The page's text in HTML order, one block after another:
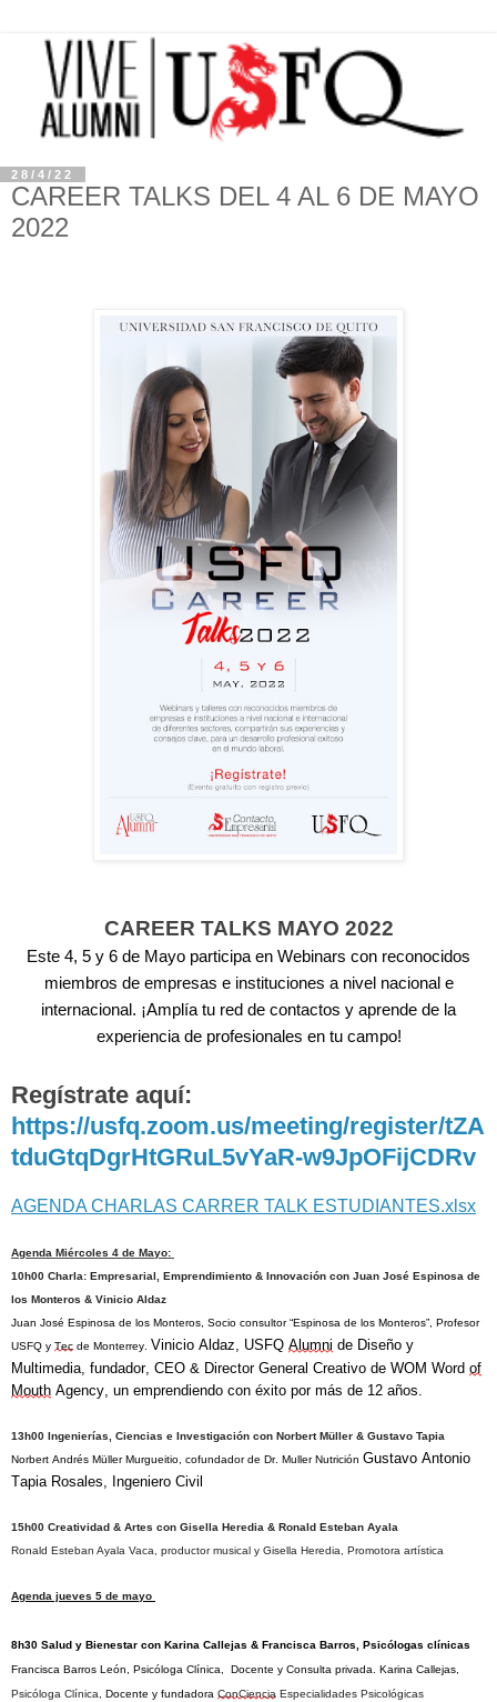
28/4/22
CAREER TALKS DEL 4 AL 6 DE MAYO
2022
CAREER TALKS MAYO 2022
Este 4, 5 y 6 de Mayo participa en Webinars con reconocidos
miembros de empresas e instituciones a nivel nacional e
internacional. ¡Amplía tu red de contactos y aprende de la
experiencia de profesionales en tu campo!
https://usfq.zoom.us/meeting/register/tZA
tduGtqDgrHtGRuL5vYaR-w9JpOFijCDRv
AGENDA CHARLAS CARRER TALK ESTUDIANTES.xlsx
Agenda Miércoles 4 de Mayo:
10h00 Charla: Empresarial, Emprendimiento & Innovación con Juan José Espinosa de
los Monteros & Vinicio Aldaz
Juan José Espinosa de los Monteros, Socio consultor “Espinosa de los Monteros”, Profesor
USFQ y Tec de Monterrey. Vinicio Aldaz, USFQ Alumni de Diseño y
Multimedia, fundador, CEO & Director General Creativo de WOM Word of
Mouth Agency, un emprendiendo con éxito por más de 12 años.
13h00 Ingenierías, Ciencias e Investigación con Norbert Müller & Gustavo Tapia
Norbert Andrés Müller Murgueitio, cofundador de Dr. Muller Nutrición Gustavo Antonio
Tapia Rosales, Ingeniero Civil
15h00 Creatividad & Artes con Gisella Heredia & Ronald Esteban Ayala
Ronald Esteban Ayala Vaca, productor musical y Gisella Heredia, Promotora artística
Agenda jueves 5 de mayo
8h30 Salud y Bienestar con Karina Callejas & Francisca Barros, Psicólogas clínicas
Francisca Barros León, Psicóloga Clínica,  Docente y Consulta privada.
Psicóloga Clínica, Docente y fundadora ConCiencia Especialidades Psicológicas